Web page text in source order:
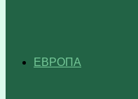
ЕВРОПА